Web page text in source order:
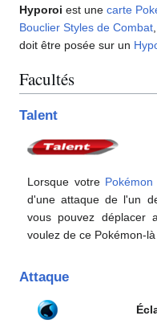
Hyporoi est une carte
Bouclier Styles de Combat
doit être posée sur un
Facultés
Talent
Lorsque votre Pokémon
d'une attaque de l'un
vous pouvez déplacer
voulez de ce Pokémon-là
Attaque